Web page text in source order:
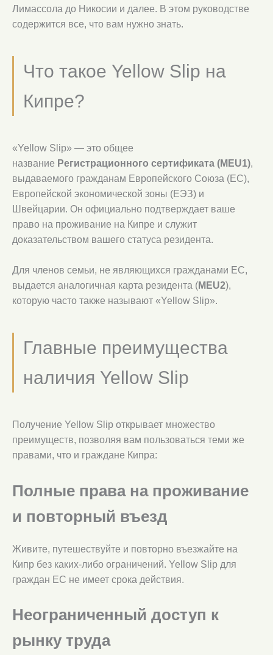
Лимассола до Никосии и далее. В этом руководстве
содержится все, что вам нужно знать.
Что такое Yellow Slip на
Кипре?
«Yellow Slip» — это общее
название Регистрационного сертификата (MEU1),
выдаваемого гражданам Европейского Союза (ЕС),
Европейской экономической зоны (ЕЭЗ) и
Швейцарии. Он официально подтверждает ваше
право на проживание на Кипре и служит
доказательством вашего статуса резидента.
Для членов семьи, не являющихся гражданами ЕС,
выдается аналогичная карта резидента (MEU2),
которую часто также называют «Yellow Slip».
Главные преимущества
наличия Yellow Slip
Получение Yellow Slip открывает множество
преимуществ, позволяя вам пользоваться теми же
правами, что и граждане Кипра:
Полные права на проживание
и повторный въезд
Живите, путешествуйте и повторно въезжайте на
Кипр без каких-либо ограничений. Yellow Slip для
граждан ЕС не имеет срока действия.
Неограниченный доступ к
рынку труда